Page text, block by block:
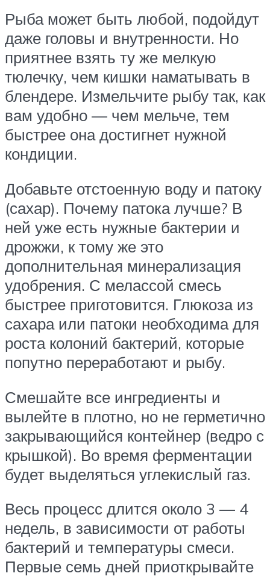
Рыба может быть любой, подойдут
даже головы и внутренности. Но
приятнее взять ту же мелкую
тюлечку, чем кишки наматывать в
блендере. Измельчите рыбу так, как
вам удобно — чем мельче, тем
быстрее она достигнет нужной
кондиции.
Добавьте отстоенную воду и патоку
(сахар). Почему патока лучше? В
ней уже есть нужные бактерии и
дрожжи, к тому же это
дополнительная минерализация
удобрения. С мелассой смесь
быстрее приготовится. Глюкоза из
сахара или патоки необходима для
роста колоний бактерий, которые
попутно переработают и рыбу.
Смешайте все ингредиенты и
вылейте в плотно, но не герметично
закрывающийся контейнер (ведро с
крышкой). Во время ферментации
будет выделяться углекислый газ.
Весь процесс длится около 3 — 4
недель, в зависимости от работы
бактерий и температуры смеси.
Первые семь дней приоткрывайте